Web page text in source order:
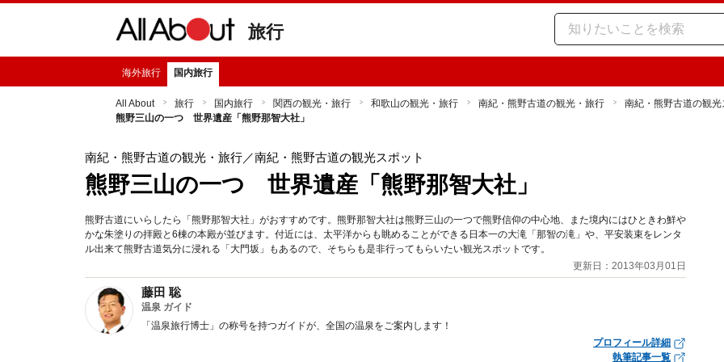
旅行
海外旅行 国内旅行
All About 旅行 国内旅行 関西の観光・旅行 和歌山の観光・旅行 南紀・熊野古道の観光・旅行
南紀・熊野古道の観光
熊野三山の一つ 世界遺産「熊野那智大社」
南紀・熊野古道の観光・旅行／南紀・熊野古道の観光スポット
熊野三山の一つ 世界遺産「熊野那智大社」
熊野古道にいらしたら「熊野那智大社」がおすすめです。熊野那智大社は熊野三山の一つで熊野信仰の中心地、また境内にはひときわ鮮や
かな朱塗りの拝殿と6棟の本殿が並びます。付近には、太平洋からも眺めることができる日本一の大滝「那智の滝」や、平安装束をレンタ
ル出来て熊野古道気分に浸れる「大門坂」もあるので、そちらも是非行ってもらいたい観光スポットです。
更新日：2013年03月01日
藤田 聡
温泉 ガイド
「温泉旅行博士」の称号を持つガイドが、全国の温泉をご案内します！
プロフィール詳細
執筆記事一覧